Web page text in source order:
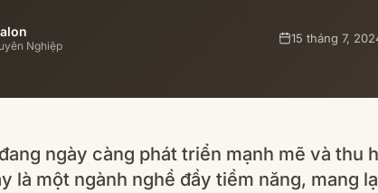
Nghiệp
15 tháng 7,
ngày càng phát triển mạnh mẽ và thu
là một ngành nghề đầy tiềm năng, mang